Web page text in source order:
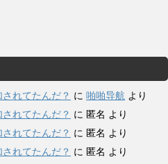
れてたんだ？ に 啪啪导航 より
れてたんだ？ に 匿名 より
れてたんだ？ に 匿名 より
れてたんだ？ に 匿名 より